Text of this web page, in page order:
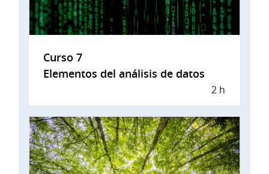
Curso 7
Elementos del análisis de datos
2 h